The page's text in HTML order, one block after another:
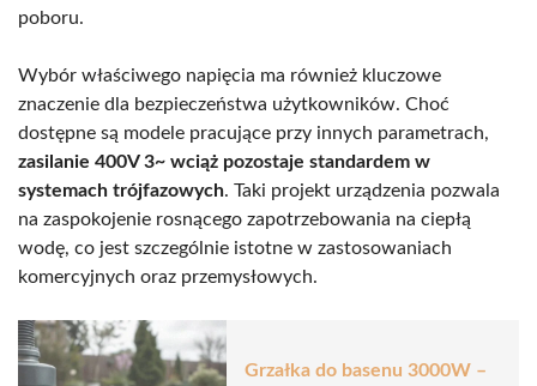
poboru.
Wybór właściwego napięcia ma również kluczowe
znaczenie dla bezpieczeństwa użytkowników. Choć
dostępne są modele pracujące przy innych parametrach,
zasilanie 400V 3~ wciąż pozostaje standardem w
systemach trójfazowych. Taki projekt urządzenia pozwala
na zaspokojenie rosnącego zapotrzebowania na ciepłą
wodę, co jest szczególnie istotne w zastosowaniach
komercyjnych oraz przemysłowych.
Grzałka do basenu 3000W –